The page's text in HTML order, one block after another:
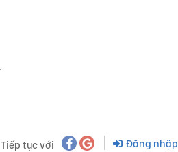
Tiếp tục với Đăng nhập